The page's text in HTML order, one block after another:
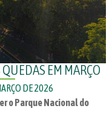
EM MARÇO
DE 2026
o Parque Nacional do